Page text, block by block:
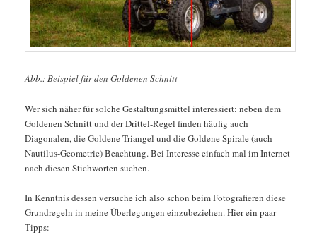
Abb.: Beispiel für den Goldenen Schnitt
Wer sich näher für solche Gestaltungsmittel interessiert: neben dem
Goldenen Schnitt und der Drittel-Regel finden häufig auch
Diagonalen, die Goldene Triangel und die Goldene Spirale (auch
Nautilus-Geometrie) Beachtung. Bei Interesse einfach mal im Internet
nach diesen Stichworten suchen.
In Kenntnis dessen versuche ich also schon beim Fotografieren diese
Grundregeln in meine Überlegungen einzubeziehen. Hier ein paar
Tipps: